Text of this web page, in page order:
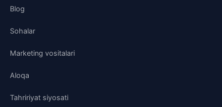
Blog
Sohalar
Marketing vositalari
Aloqa
Tahririyat siyosati